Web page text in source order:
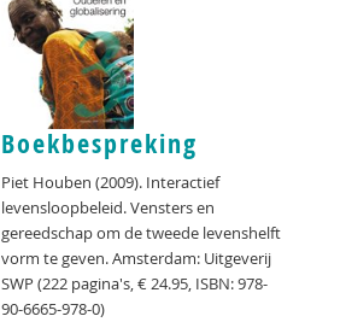
Boekbespreking
Piet Houben (2009). Interactief
levensloopbeleid. Vensters en
gereedschap om de tweede levenshelft
vorm te geven. Amsterdam: Uitgeverij
SWP (222 pagina's, € 24.95, ISBN: 978-
90-6665-978-0)